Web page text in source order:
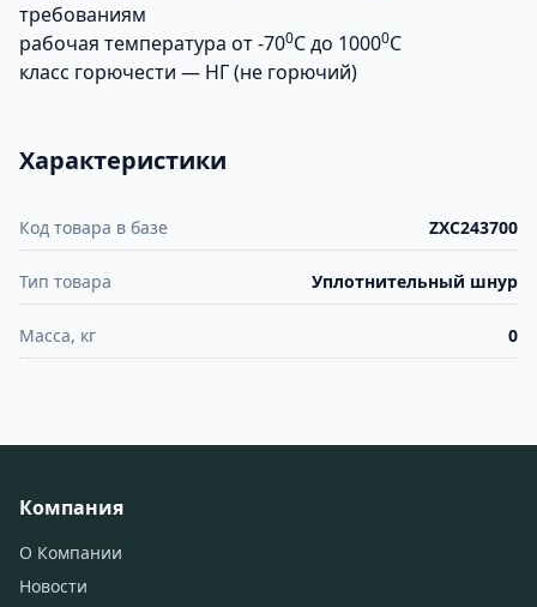
требованиям
рабочая температура от -700С до 10000С
класс горючести — НГ (не горючий)
Характеристики
Код товара в базе ZXC243700
Тип товара Уплотнительный шнур
Масса, кг 0
Компания
О Компании
Новости